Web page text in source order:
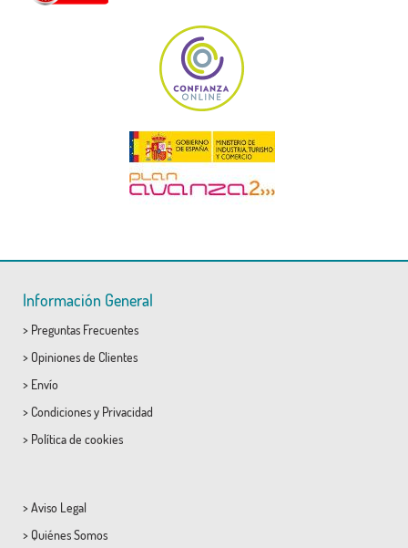
Información General
> Preguntas Frecuentes
> Opiniones de Clientes
> Envío
> Condicionesy Privacidad
> Política de cookies
> Aviso Legal
> Quiénes Somos